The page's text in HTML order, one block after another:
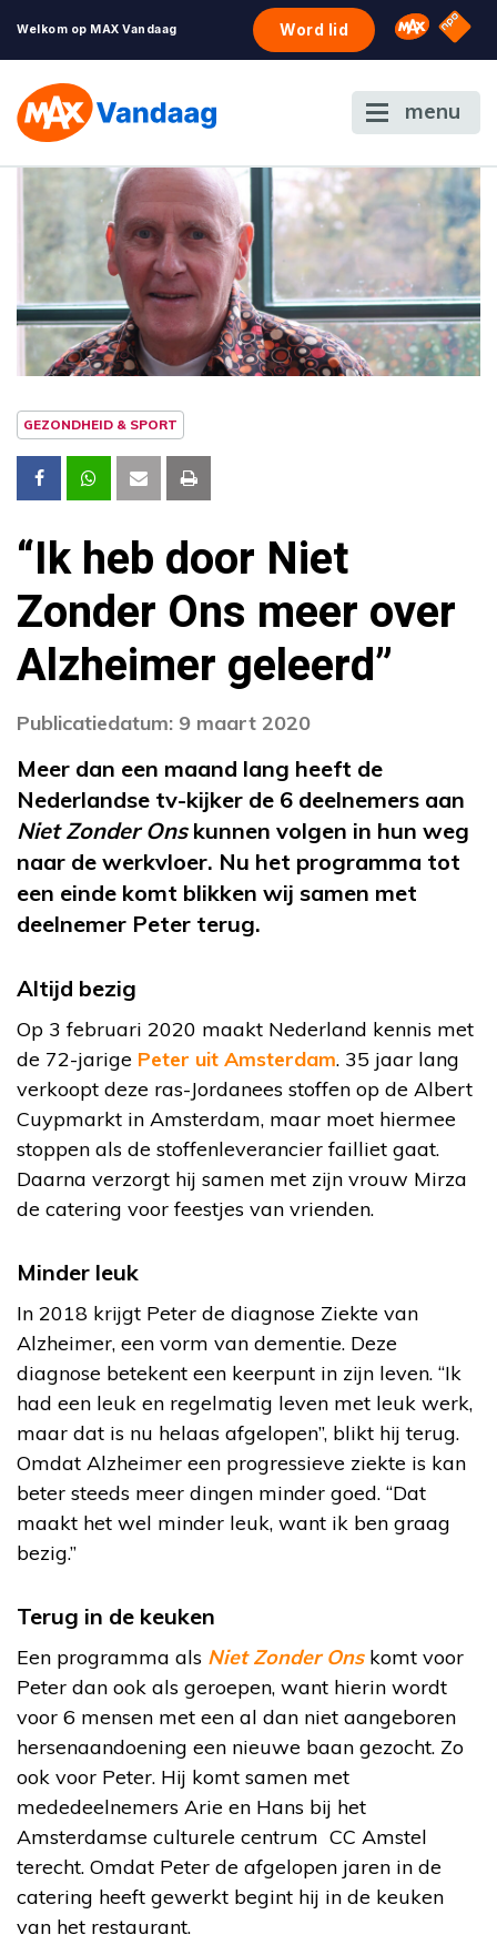
Welkom op MAX Vandaag Word lid Omroep
NPO
menu
GEZONDHEID & SPORT
“Ik heb door Niet
Zonder Ons meer over
Alzheimer geleerd”
Publicatiedatum: 9 maart 2020
Meer dan een maand lang heeft de
Nederlandse tv-kijker de 6 deelnemers aan
Niet Zonder Onskunnen volgen in hun weg
naar de werkvloer. Nu het programma tot
een einde komt blikken wij samen met
deelnemer Peter terug.
Altijd bezig
Op 3 februari 2020 maakt Nederland kennis met
de 72-jarige Peter uit Amsterdam. 35 jaar lang
verkoopt deze ras-Jordanees stoffen op de Albert
Cuypmarkt in Amsterdam, maar moet hiermee
stoppen als de stoffenleverancier failliet gaat.
Daarna verzorgt hij samen met zijn vrouw Mirza
de catering voor feestjes van vrienden.
Minder leuk
In 2018 krijgt Peter de diagnose Ziekte van
Alzheimer, een vorm van dementie. Deze
diagnose betekent een keerpunt in zijn leven. “Ik
had een leuk en regelmatig leven met leuk werk,
maar dat is nu helaas afgelopen”, blikt hij terug.
Omdat Alzheimer een progressieve ziekte is kan
beter steeds meer dingen minder goed. “Dat
maakt het wel minder leuk, want ik ben graag
bezig.”
Terug in de keuken
Een programma als Niet Zonder Onskomt voor
Peter dan ook als geroepen, want hierin wordt
voor 6 mensen met een al dan niet aangeboren
hersenaandoening een nieuwe baan gezocht. Zo
ook voor Peter. Hij komt samen met
mededeelnemers Arie en Hans bij het
Amsterdamse culturele centrum CC Amstel
terecht. Omdat Peter de afgelopen jaren in de
catering heeft gewerkt begint hij in de keuken
van het restaurant.